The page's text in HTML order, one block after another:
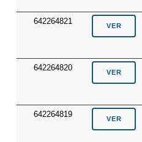
642264821
642264820
642264819